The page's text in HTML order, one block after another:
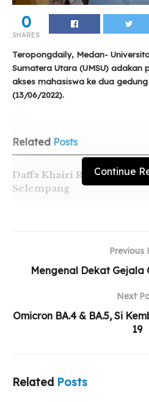
0
SHARES
Teropongdaily, Medan-
Sumatera Utara (UMSU) adakan
akses mahasiswa ke dua
(13/06/2022).
Related Posts
Daffa Khairi Raih Duta
Selempang
Pancasila Lewat Aksi Nyata
Muhammad Dewangga
Continue
Previous
Mengenal Dekat Gejala
Next
Omicron BA.4 & BA.5, Si
19
Related Posts